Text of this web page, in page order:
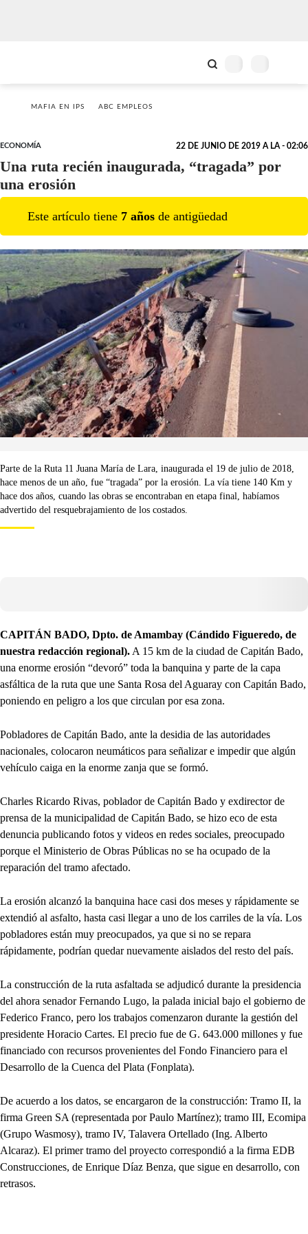
MAFIA EN IPS ABC EMPLEOS
ECONOMÍA 22 DE JUNIO DE 2019 A LA - 02:06
Una ruta recién inaugurada, “tragada” por
una erosión
Este artículo tiene 7 años de antigüedad
Parte de la Ruta 11 Juana María de Lara, inaugurada el 19 de julio de 2018,
hace menos de un año, fue “tragada” por la erosión. La vía tiene 140 Km y
hace dos años, cuando las obras se encontraban en etapa final, habíamos
advertido del resquebrajamiento de los costados.
CAPITÁN BADO, Dpto. de Amambay (Cándido Figueredo, de
nuestra redacción regional). A 15 km de la ciudad de Capitán Bado,
una enorme erosión “devoró” toda la banquina y parte de la capa
asfáltica de la ruta que une Santa Rosa del Aguaray con Capitán Bado,
poniendo en peligro a los que circulan por esa zona.
Pobladores de Capitán Bado, ante la desidia de las autoridades
nacionales, colocaron neumáticos para señalizar e impedir que algún
vehículo caiga en la enorme zanja que se formó.
Charles Ricardo Rivas, poblador de Capitán Bado y exdirector de
prensa de la municipalidad de Capitán Bado, se hizo eco de esta
denuncia publicando fotos y videos en redes sociales, preocupado
porque el Ministerio de Obras Públicas no se ha ocupado de la
reparación del tramo afectado.
La erosión alcanzó la banquina hace casi dos meses y rápidamente se
extendió al asfalto, hasta casi llegar a uno de los carriles de la vía. Los
pobladores están muy preocupados, ya que si no se repara
rápidamente, podrían quedar nuevamente aislados del resto del país.
La construcción de la ruta asfaltada se adjudicó durante la presidencia
del ahora senador Fernando Lugo, la palada inicial bajo el gobierno de
Federico Franco, pero los trabajos comenzaron durante la gestión del
presidente Horacio Cartes. El precio fue de G. 643.000 millones y fue
financiado con recursos provenientes del Fondo Financiero para el
Desarrollo de la Cuenca del Plata (Fonplata).
De acuerdo a los datos, se encargaron de la construcción: Tramo II, la
firma Green SA (representada por Paulo Martínez); tramo III, Ecomipa
(Grupo Wasmosy), tramo IV, Talavera Ortellado (Ing. Alberto
Alcaraz). El primer tramo del proyecto correspondió a la firma EDB
Construcciones, de Enrique Díaz Benza, que sigue en desarrollo, con
retrasos.